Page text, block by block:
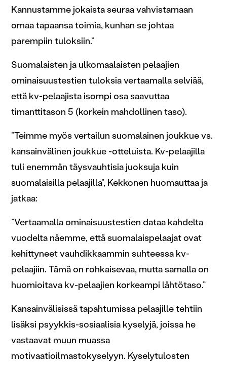
Kannustamme jokaista seuraa vahvistamaan
omaa tapaansa toimia, kunhan se johtaa
parempiin tuloksiin.”
Suomalaisten ja ulkomaalaisten pelaajien
ominaisuustestien tuloksia vertaamalla selviää,
että kv-pelaajista isompi osa saavuttaa
timanttitason 5 (korkein mahdollinen taso).
”Teimme myös vertailun suomalainen joukkue vs.
kansainvälinen joukkue -otteluista. Kv-pelaajilla
tuli enemmän täysvauhtisia juoksuja kuin
suomalaisilla pelaajilla”, Kekkonen huomauttaa ja
jatkaa:
”Vertaamalla ominaisuustestien dataa kahdelta
vuodelta näemme, että suomalaispelaajat ovat
kehittyneet vauhdikkaammin suhteessa kv-
pelaajiin. Tämä on rohkaisevaa, mutta samalla on
huomioitava kv-pelaajien korkeampi lähtötaso.”
Kansainvälisissä tapahtumissa pelaajille tehtiin
lisäksi psyykkis-sosiaalisia kyselyjä, joissa he
vastaavat muun muassa
motivaatioilmastokyselyyn. Kyselytulosten